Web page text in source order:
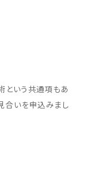
という共通項もあ
合いを申込みまし